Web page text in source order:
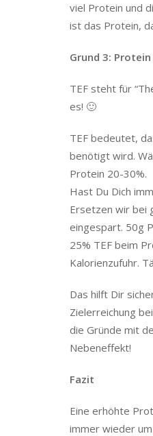
viel Protein und
ist das Protein,
Grund 3:
TEF steht für
es! 🙂
TEF bedeutet,
benötigt wird.
Protein 20-30%.
Hast Du Dich
Ersetzen wir bei
eingespart. 50g
25% TEF beim
Kalorienzufuhr.
Das hilft Dir
Zielerreichung
die Gründe mit
Nebeneffekt!
Fazit
Eine erhöhte
immer wieder um